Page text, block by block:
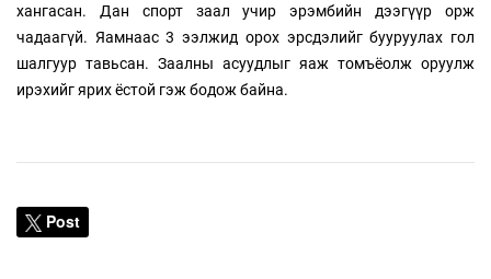
хангасан. Дан спорт заал учир эрэмбийн дээгүүр орж
чадаагүй. Яамнаас 3 ээлжид орох эрсдэлийг бууруулах гол
шалгуур тавьсан. Заалны асуудлыг яаж томъёолж оруулж
ирэхийг ярих ёстой гэж бодож байна.
Post